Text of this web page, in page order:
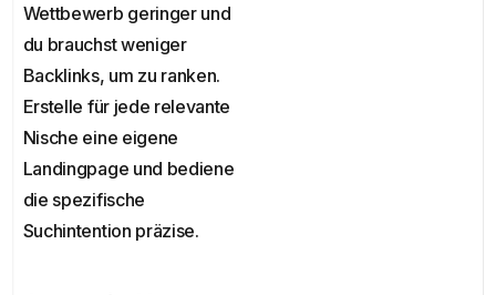
Wettbewerb geringer und
du brauchst weniger
Backlinks, um zu ranken.
Erstelle für jede relevante
Nische eine eigene
Landingpage und bediene
die spezifische
Suchintention präzise.